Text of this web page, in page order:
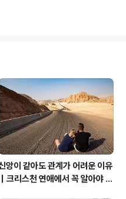
표현을 할
to you.(그녀가 말하고 싶데.)
고 했는지 모르겠지만.. 웃었습
수전이 하는..
앙이 같아도 관계가 어려운 이유
｜크리스천 연애에서 꼭 알아야 할